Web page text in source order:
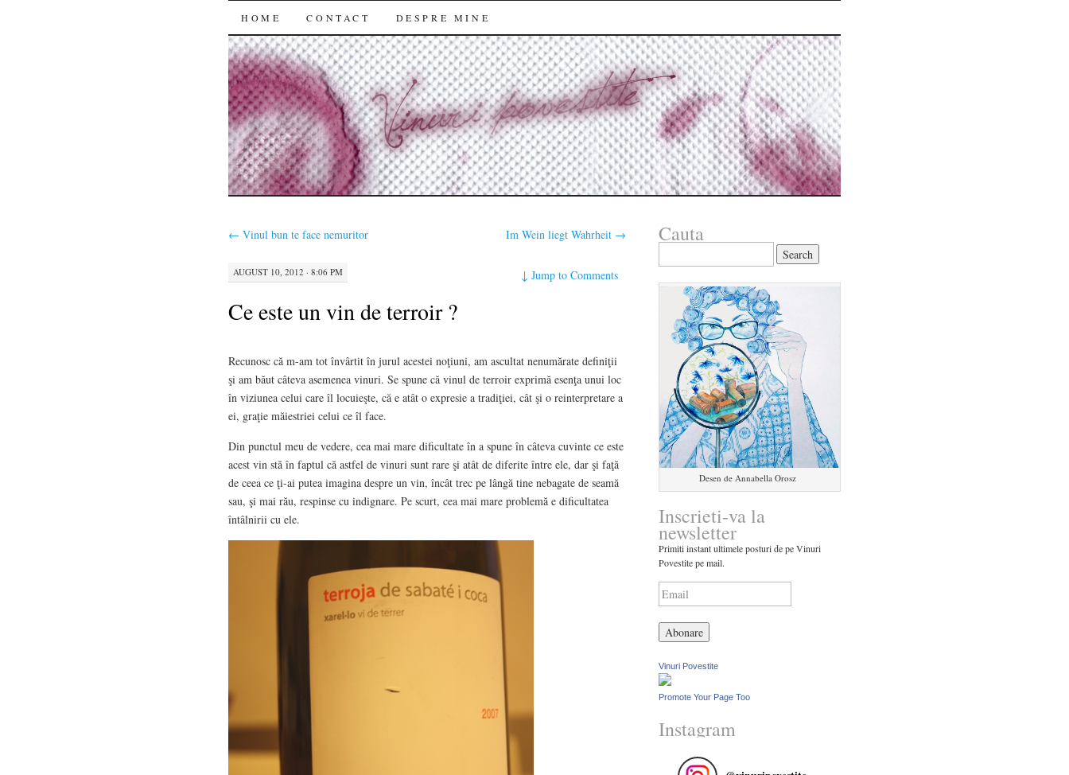
SKIP
TO
CONTENT
HOME CONTACT DESPRE MINE
← Vinul bun te face nemuritor Im Wein liegt Wahrheit →
AUGUST 10, 2012 · 8:06 PM ↓Jump to Comments
Ce este un vin de terroir ?
Recunosc că m-am tot învârtit în jurul acestei noţiuni, am ascultat nenumărate definiţii
şi am băut câteva asemenea vinuri. Se spune că vinul de terroir exprimă esenţa unui loc
în viziunea celui care îl locuieşte, că e atât o expresie a tradiţiei, cât şi o reinterpretare a
ei, graţie măiestriei celui ce îl face.
Din punctul meu de vedere, cea mai mare dificultate în a spune în câteva cuvinte ce este
acest vin stă în faptul că astfel de vinuri sunt rare şi atât de diferite între ele, dar şi faţă
de ceea ce ţi-ai putea imagina despre un vin, încât trec pe lângă tine nebagate de seamă
sau, şi mai rău, respinse cu indignare. Pe scurt, cea mai mare problemă e dificultatea
întâlnirii cu ele.
Cauta
Desen de Annabella Orosz
Inscrieti-va la
newsletter
Primiti instant ultimele posturi de pe Vinuri
Povestite pe mail.
Vinuri Povestite
Promote Your Page Too
Instagram